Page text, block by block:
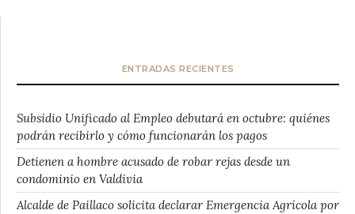
ENTRADAS RECIENTES
Subsidio Unificado al Empleo debutará en octubre: quiénes
podrán recibirlo y cómo funcionarán los pagos
Detienen a hombre acusado de robar rejas desde un
condominio en Valdivia
Alcalde de Paillaco solicita declarar Emergencia Agrícola por